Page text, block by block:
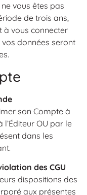
vous êtes pas
de trois ans,
à vous connecter
données seront
son Compte à
OU par le
dans les
des CGU
dispositions des
aux présentes